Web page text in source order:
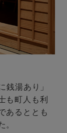
銭湯あり」
も町人も利
あるととも
。